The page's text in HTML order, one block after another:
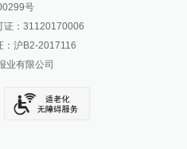
音号
放平台
号
证：31120170006
：沪B2-2017116
业有限公司